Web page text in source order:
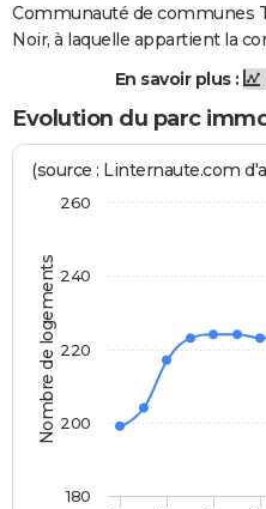
Communauté de communes
Noir, à laquelle appartient la
En savoir plus :
Evolution du parc
Nombre de logements
(source : Linternaute.com
180
200
220
240
260